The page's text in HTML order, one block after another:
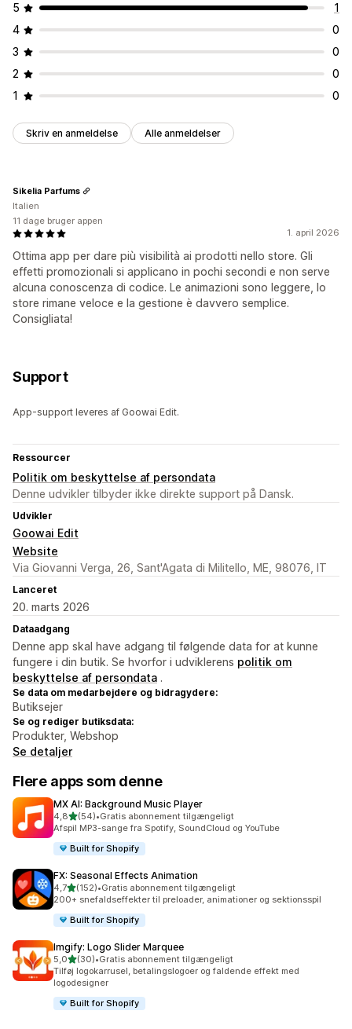
5
1
4
0
3
0
2
0
1
0
Skriv en anmeldelse Alle anmeldelser
1. april 2026
Ottima app per dare più visibilità ai prodotti nello store. Gli
effetti promozionali si applicano in pochi secondi e non serve
alcuna conoscenza di codice. Le animazioni sono leggere, lo
store rimane veloce e la gestione è davvero semplice.
Consigliata!
Sikelia Parfums
Italien
11 dage bruger appen
Support
App-support leveres af Goowai Edit.
Ressourcer
Politik om beskyttelse af persondata
Denne udvikler tilbyder ikke direkte support på Dansk.
Udvikler
Goowai Edit
Website
Via Giovanni Verga, 26, Sant'Agata di Militello, ME, 98076, IT
Lanceret
20. marts 2026
Dataadgang
Denne app skal have adgang til følgende data for at kunne
fungere i din butik. Se hvorfor i udviklerens politik om
beskyttelse af persondata .
Se data om medarbejdere og bidragydere:
Butiksejer
Se og rediger butiksdata:
Produkter, Webshop
Se detaljer
Flere apps som denne
MX AI: Background Music Player
4,8ud af 5 stjerner
(54)
54 anmeldelser i alt
•Gratis abonnement tilgængeligt
Afspil MP3-sange fra Spotify, SoundCloud og YouTube
Built for Shopify
FX: Seasonal Effects Animation
4,7ud af 5 stjerner
(152)
152 anmeldelser i alt
•Gratis abonnement tilgængeligt
200+ snefaldseffekter til preloader, animationer og sektionsspil
Built for Shopify
Imgify: Logo Slider Marquee
5,0ud af 5 stjerner
(30)
30 anmeldelser i alt
•Gratis abonnement tilgængeligt
Tilføj logokarrusel, betalingslogoer og faldende effekt med
logodesigner
Built for Shopify